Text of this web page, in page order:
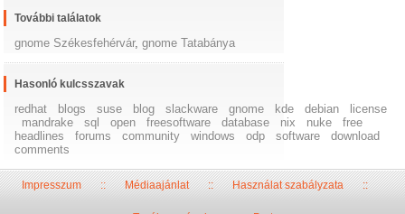
További találatok
gnome Székesfehérvár,gnome Tatabánya
Hasonló kulcsszavak
redhat blogs suse blog slackware gnome kde debian
license
mandrake
sql open freesoftware database nix nuke
free
headlines
forums community windows odp software
download
comments
Impresszum::Médiaajánlat::Használat szabályzata::